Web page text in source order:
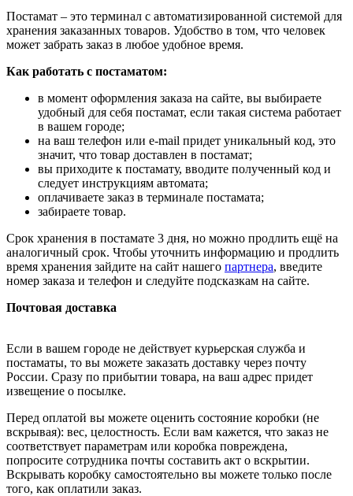
Постамат – это терминал с автоматизированной системой для
хранения заказанных товаров. Удобство в том, что человек
может забрать заказ в любое удобное время.
Как работать с постаматом:
в момент оформления заказа на сайте, вы выбираете
удобный для себя постамат, если такая система работает
в вашем городе;
на ваш телефон или e-mail придет уникальный код, это
значит, что товар доставлен в постамат;
вы приходите к постамату, вводите полученный код и
следует инструкциям автомата;
оплачиваете заказ в терминале постамата;
забираете товар.
Срок хранения в постамате 3 дня, но можно продлить ещё на
аналогичный срок. Чтобы уточнить информацию и продлить
время хранения зайдите на сайт нашего партнера, введите
номер заказа и телефон и следуйте подсказкам на сайте.
Почтовая доставка
Если в вашем городе не действует курьерская служба и
постаматы, то вы можете заказать доставку через почту
России. Сразу по прибытии товара, на ваш адрес придет
извещение о посылке.
Перед оплатой вы можете оценить состояние коробки (не
вскрывая): вес, целостность. Если вам кажется, что заказ не
соответствует параметрам или коробка повреждена,
попросите сотрудника почты составить акт о вскрытии.
Вскрывать коробку самостоятельно вы можете только после
того, как оплатили заказ.